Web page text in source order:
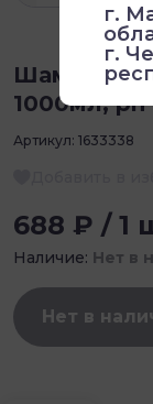
Шампунь-
1000мл, ph
Артикул: 1633338
688 ₽ / 1
Наличие: Нет в
Нет в
г.
г.